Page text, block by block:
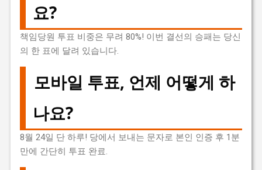
요?
책임당원 투표 비중은 무려 80%! 이번 결선의 승패는 당신
의 한 표에 달려 있습니다.
모바일 투표, 언제 어떻게 하
나요?
8월 24일 단 하루! 당에서 보내는 문자로 본인 인증 후 1분
만에 간단히 투표 완료.